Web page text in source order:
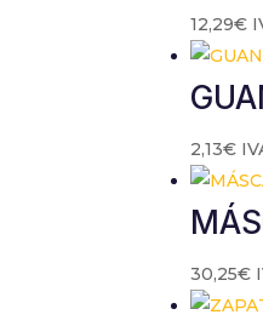
12,29€
2,13€
30,25€